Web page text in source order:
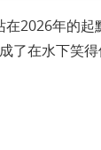
在2026年的
了在水下笑